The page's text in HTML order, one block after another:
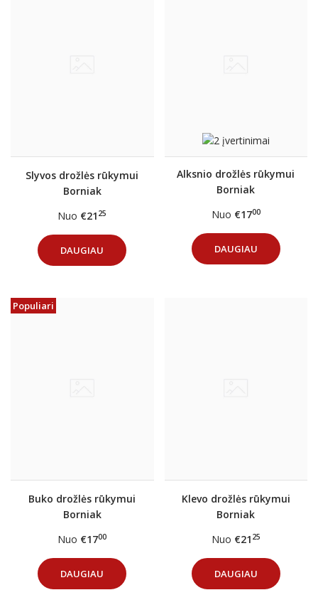
Slyvos drožlės rūkymui
Borniak
Nuo €21 25
DAUGIAU
Alksnio drožlės rūkymui
Borniak
Nuo €1700
DAUGIAU
Populiari
Buko drožlės rūkymui
Borniak
Nuo €1700
DAUGIAU
Klevo drožlės rūkymui
Borniak
Nuo €21 25
DAUGIAU